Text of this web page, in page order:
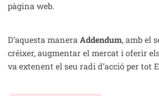
pàgina web.
D’aquesta manera Addendum, amb el
créixer, augmentar el mercat i oferir
va extenent el seu radi d’acció per tot